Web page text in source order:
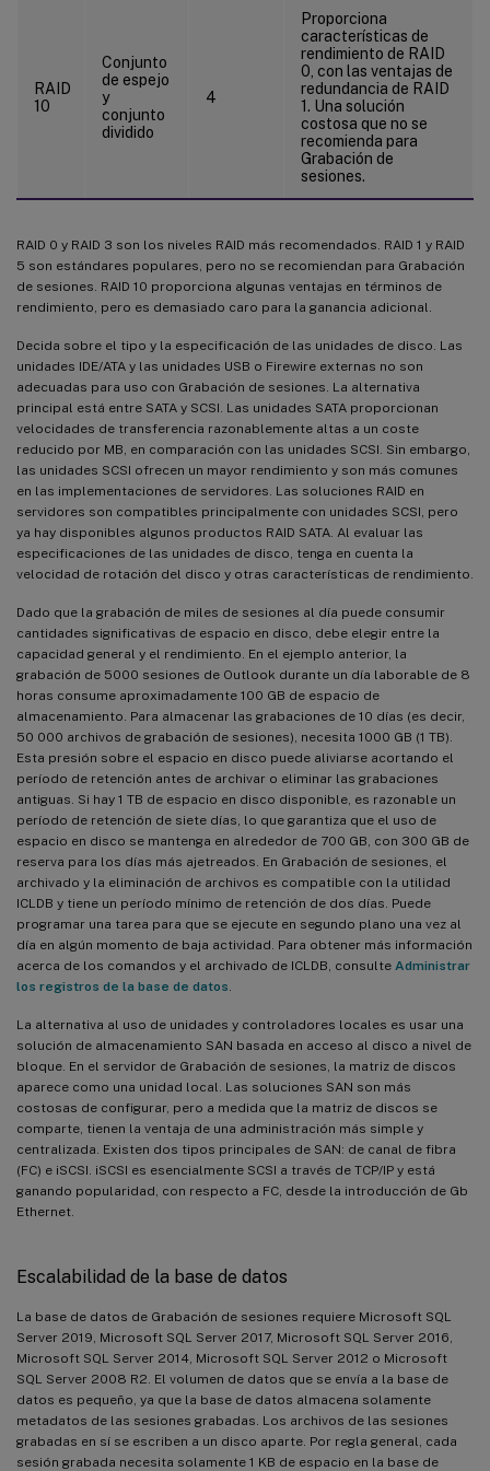
RAID
10
Conjunto
de espejo
y
conjunto
dividido
4
Proporciona
características de
rendimiento de RAID
0, con las ventajas de
redundancia de RAID
1. Una solución
costosa que no se
recomienda para
Grabación de
sesiones.
RAID 0 y RAID 3 son los niveles RAID más recomendados. RAID 1 y RAID
5 son estándares populares, pero no se recomiendan para Grabación
de sesiones. RAID 10 proporciona algunas ventajas en términos de
rendimiento, pero es demasiado caro para la ganancia adicional.
Decida sobre el tipo y la especificación de las unidades de disco. Las
unidades IDE/ATA y las unidades USB o Firewire externas no son
adecuadas para uso con Grabación de sesiones. La alternativa
principal está entre SATA y SCSI. Las unidades SATA proporcionan
velocidades de transferencia razonablemente altas a un coste
reducido por MB, en comparación con las unidades SCSI. Sin embargo,
las unidades SCSI ofrecen un mayor rendimiento y son más comunes
en las implementaciones de servidores. Las soluciones RAID en
servidores son compatibles principalmente con unidades SCSI, pero
ya hay disponibles algunos productos RAID SATA. Al evaluar las
especificaciones de las unidades de disco, tenga en cuenta la
velocidad de rotación del disco y otras características de rendimiento.
Dado que la grabación de miles de sesiones al día puede consumir
cantidades significativas de espacio en disco, debe elegir entre la
capacidad general y el rendimiento. En el ejemplo anterior, la
grabación de 5000 sesiones de Outlook durante un día laborable de 8
horas consume aproximadamente 100 GB de espacio de
almacenamiento. Para almacenar las grabaciones de 10 días (es decir,
50 000 archivos de grabación de sesiones), necesita 1000 GB (1 TB).
Esta presión sobre el espacio en disco puede aliviarse acortando el
período de retención antes de archivar o eliminar las grabaciones
antiguas. Si hay 1 TB de espacio en disco disponible, es razonable un
período de retención de siete días, lo que garantiza que el uso de
espacio en disco se mantenga en alrededor de 700 GB, con 300 GB de
reserva para los días más ajetreados. En Grabación de sesiones, el
archivado y la eliminación de archivos es compatible con la utilidad
ICLDB y tiene un período mínimo de retención de dos días. Puede
programar una tarea para que se ejecute en segundo plano una vez al
día en algún momento de baja actividad. Para obtener más información
acerca de los comandos y el archivado de ICLDB, consulte Administrar
los registros de la base de datos
La alternativa al uso de unidades y controladores locales es usar una
solución de almacenamiento SAN basada en acceso al disco a nivel de
bloque. En el servidor de Grabación de sesiones, la matriz de discos
aparece como una unidad local. Las soluciones SAN son más
costosas de configurar, pero a medida que la matriz de discos se
comparte, tienen la ventaja de una administración más simple y
centralizada. Existen dos tipos principales de SAN: de canal de fibra
(FC) e iSCSI. iSCSI es esencialmente SCSI a través de TCP/IP y está
ganando popularidad, con respecto a FC, desde la introducción de Gb
Ethernet.
Escalabilidad de la base de datos
La base de datos de Grabación de sesiones requiere Microsoft SQL
Server 2019, Microsoft SQL Server 2017, Microsoft SQL Server 2016,
Microsoft SQL Server 2014, Microsoft SQL Server 2012 o Microsoft
SQL Server 2008 R2. El volumen de datos que se envía a la base de
datos es pequeño, ya que la base de datos almacena solamente
metadatos de las sesiones grabadas. Los archivos de las sesiones
grabadas en sí se escriben a un disco aparte. Por regla general, cada
sesión grabada necesita solamente 1 KB de espacio en la base de